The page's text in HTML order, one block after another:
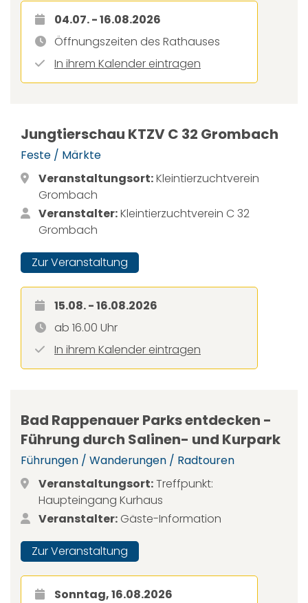
04.07. - 16.08.2026
Öffnungszeiten des Rathauses
In ihrem Kalender eintragen
Jungtierschau KTZV C 32 Grombach
Feste / Märkte
Veranstaltungsort:Kleintierzuchtverein
Grombach
Veranstalter:Kleintierzuchtverein C 32
Grombach
Zur Veranstaltung
15.08. - 16.08.2026
ab 16.00 Uhr
In ihrem Kalender eintragen
Bad Rappenauer Parks entdecken -
Führung durch Salinen- und Kurpark
Führungen / Wanderungen / Radtouren
Veranstaltungsort:Treffpunkt:
Haupteingang Kurhaus
Veranstalter: Gäste-Information
Zur Veranstaltung
Sonntag, 16.08.2026